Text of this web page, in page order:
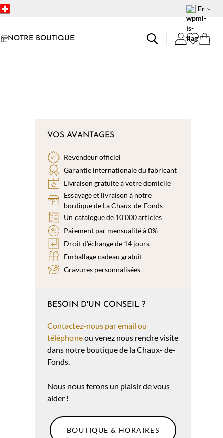
Fr
NOTRE BOUTIQUE
VOS AVANTAGES
Revendeur officiel
Garantie internationale du fabricant
Livraison gratuite à votre domicile
Essayage et livraison à notre
boutique de La Chaux-de-Fonds
Un catalogue de 10’000 articles
Paiement par mensualité à 0%
Droit d’échange de 14 jours
Emballage cadeau gratuit
Gravures personnalisées
BESOIN D'UN CONSEIL ?
Contactez-nous par email ou
téléphoneou venez nous rendre visite
dans notre boutique de la Chaux- de-
Fonds.
Nous nous ferons un plaisir de vous
aider !
BOUTIQUE & HORAIRES